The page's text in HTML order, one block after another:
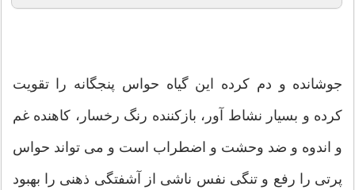
جوشانده و دم کرده این گیاه حواس پنجگانه را تقویت
کرده و بسیار نشاط آور، بازکننده رنگ رخسار، کاهنده غم
و اندوه و ضد وحشت و اضطراب است و می تواند حواس
پرتی را رفع و تنگی نفس ناشی از آشفتگی ذهنی را بهبود